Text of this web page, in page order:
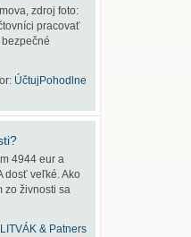
zdroj foto:
pracovať
ÚčtujPohodlne
4944 eur a
dosť veľké. Ako
zo živnosti sa
& Patners